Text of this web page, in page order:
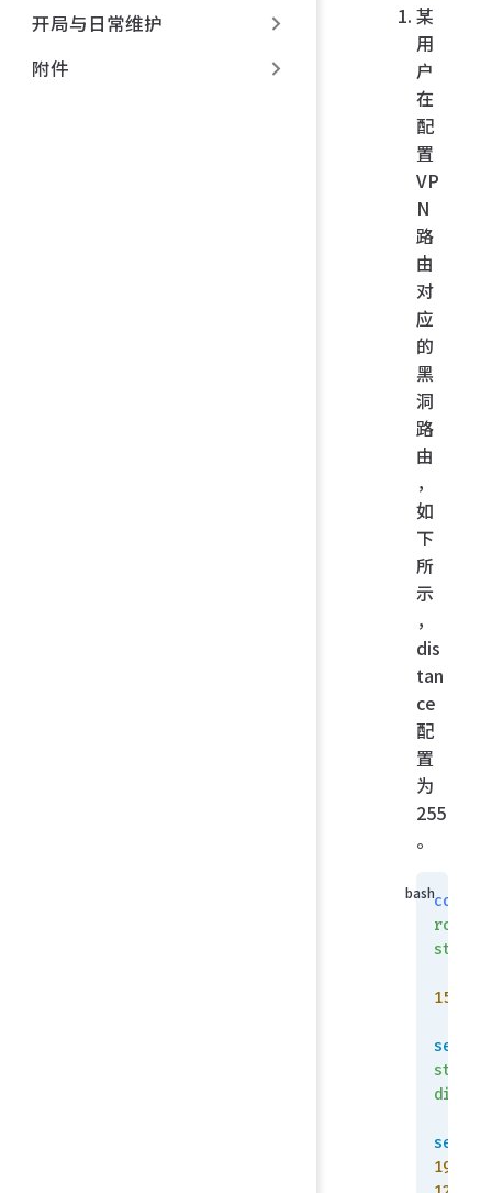
开局与日常维护
附件
某
用
户
在
配
置
VP
N
路
由
对
应
的
黑
洞
路
由
，
如
下
所
示
，
dis
tan
ce
配
置
为
255
。
config
router
static
15
set
status
set